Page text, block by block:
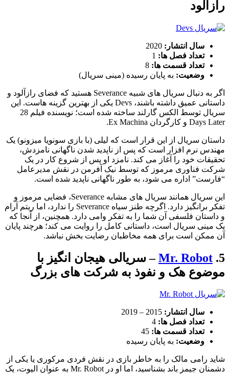
رازآلود
سال انتشار:
تعداد فصل ها:
تعداد قسمت ها:
وضعیت: به پایان رسیده (مینی سریال)
اگر به دنبال سریال های شبیه Severance هستید که فضای رازآلود و
داستانی عمیق داشته باشند، Devs یکی از بهترین گزینه هاست. این
سریال توسط الکس گارلند ساخته شده است؛ نویسنده فیلم 28
Days Later و کارگردان Ex Machina.
داستان سریال از این قرار است که لیلی (با بازی سونویا میزونو) یک
مهندس نرم افزار است که پس از ناپدید شدن ناگهانی نامزدش،
تحقیقات خود را آغاز می کند. نامزد او پس از شروع کار در یک
شرکت فناوری مرموز که توسط نیک آفرمن در نقش مدیرعامل
“فارست” اداره می شود، به طور ناگهانی ناپدید شده است.
این سریال همانند سریال های مشابه Severance، فضایی مرموز و
تفکر برانگیز دارد. اگرچه طنز سیاه Severance را ندارد، اما ریتم آرام
و داستان فلسفی آن شما را به تفکر وامی دارد. همچنین، از آنجا که
یک مینی سریال است، داستانی کامل را روایت می کند؛ هرچند پایان
آن ممکن است برای همه مخاطبان رضایت بخش نباشد.
5.
Mr. Robot– سریالی هیجان انگیز با
موضوع هک و نفوذ به شرکت های بزرگ
سال انتشار:
تعداد فصل ها:
تعداد قسمت ها:
وضعیت: به پایان رسیده
شاید رامی مالک را به خاطر بازی در نقش فردی مرکوری یا یکی از
دشمنان جیمز باند بشناسید، اما او در Mr. Robot به عنوان الیوت، یک